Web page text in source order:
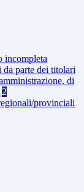
incompleta
parte dei titolari
di
2
provinciali